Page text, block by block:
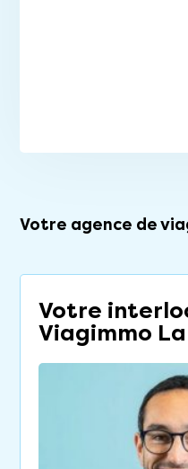
Votre agence de
Votre
Viagimmo La